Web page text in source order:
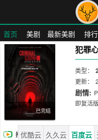
首页 美剧 最新美剧 排
已完结
犯罪
类型：
更新：
剧情:
即复活
播优酷云 久久云 百度云